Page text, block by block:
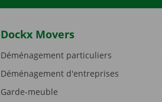
Dockx Movers
Déménagement particuliers
Déménagement d'entreprises
Garde-meuble